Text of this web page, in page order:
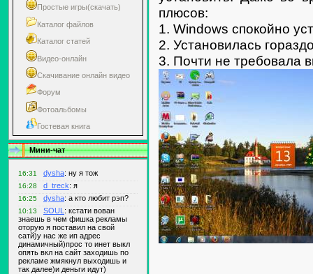
Простые игры(скачать)
Каталог файлов
Каталог статей
Видео-онлайн
Скачивание онлайн видео
Форум
Фотоальбомы
Гостевая книга
Мини-чат
плюсов:
1. Windows спокойно
2. Установилась
3. Почти не требовала